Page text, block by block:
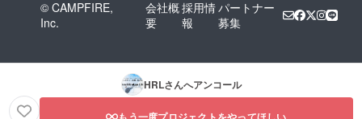
ださ
い。 ※
況によ
いただ
わせく
ださ
空き状
ご予約
© CAMPFIRE,
Inc.
会社概
要
採用情
報
パートナー
募集
HRLさんへアンコール